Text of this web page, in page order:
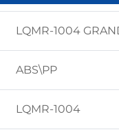
LQMR-1004
ABS\PP
LQMR-1004